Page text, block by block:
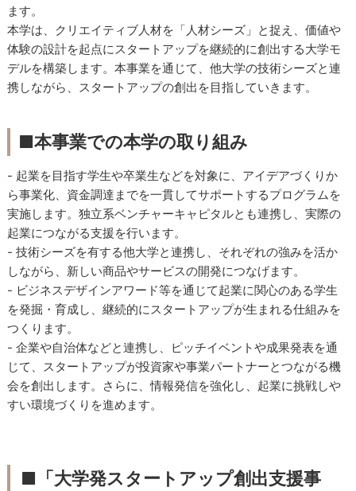
ます。
本学は、クリエイティブ人材を「人材シーズ」と捉え、価値や
体験の設計を起点にスタートアップを継続的に創出する大学モ
デルを構築します。本事業を通じて、他大学の技術シーズと連
携しながら、スタートアップの創出を目指していきます。
■本事業での本学の取り組み
- 起業を目指す学生や卒業生などを対象に、アイデアづくりか
ら事業化、資金調達までを一貫してサポートするプログラムを
実施します。独立系ベンチャーキャピタルとも連携し、実際の
起業につながる支援を行います。
- 技術シーズを有する他大学と連携し、それぞれの強みを活か
しながら、新しい商品やサービスの開発につなげます。
- ビジネスデザインアワード等を通じて起業に関心のある学生
を発掘・育成し、継続的にスタートアップが生まれる仕組みを
つくります。
- 企業や自治体などと連携し、ピッチイベントや成果発表を通
じて、スタートアップが投資家や事業パートナーとつながる機
会を創出します。さらに、情報発信を強化し、起業に挑戦しや
すい環境づくりを進めます。
■「大学発スタートアップ創出支援事